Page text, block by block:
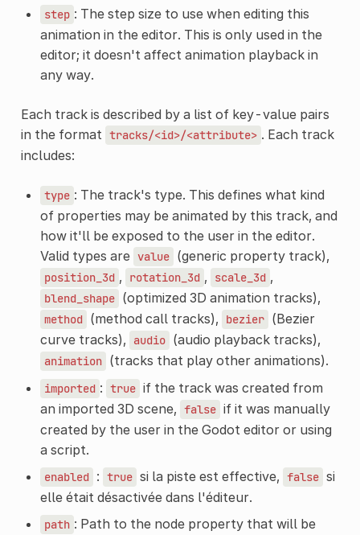
step : The step size to use when editing this
animation in the editor. This is only used in the
editor; it doesn't affect animation playback in
any way.
Each track is described by a list of key-value pairs
in the format tracks/<id>/<attribute> . Each track
includes:
type : The track's type. This defines what kind
of properties may be animated by this track, and
how it'll be exposed to the user in the editor.
Valid types are value (generic property track),
position_3d , rotation_3d , scale_3d ,
blend_shape (optimized 3D animation tracks),
method (method call tracks), bezier (Bezier
curve tracks),
audio (audio playback tracks),
animation (tracks that play other animations).
imported : true if the track was created from
an imported 3D scene, false if it was manually
created by the user in the Godot editor or using
a script.
enabled : true si la piste est effective, false si
elle était désactivée dans l'éditeur.
path : Path to the node property that will be